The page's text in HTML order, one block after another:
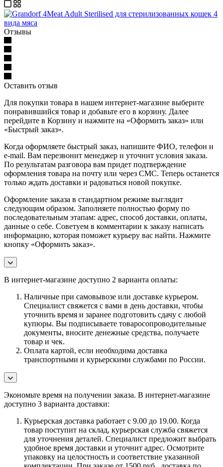
Отзывы
Оставить отзыв
Для покупки товара в нашем интернет-магазине выберите
понравившийся товар и добавьте его в корзину. Далее
перейдите в Корзину и нажмите на «Оформить заказ» или
«Быстрый заказ».
Когда оформляете быстрый заказ, напишите ФИО, телефон и
e-mail. Вам перезвонит менеджер и уточнит условия заказа.
По результатам разговора вам придет подтверждение
оформления товара на почту или через СМС. Теперь останется
только ждать доставки и радоваться новой покупке.
Оформление заказа в стандартном режиме выглядит
следующим образом. Заполняете полностью форму по
последовательным этапам: адрес, способ доставки, оплаты,
данные о себе. Советуем в комментарии к заказу написать
информацию, которая поможет курьеру вас найти. Нажмите
кнопку «Оформить заказ».
В интернет-магазине доступно 2 варианта оплаты:
Наличные при самовывозе или доставке курьером.
Специалист свяжется с вами в день доставки, чтобы
уточнить время и заранее подготовить сдачу с любой
купюры. Вы подписываете товаросопроводительные
документы, вносите денежные средства, получаете
товар и чек.
Оплата картой, если необходима доставка
транспортными и курьерскими службами по России.
Экономьте время на получении заказа. В интернет-магазине
доступно 3 варианта доставки:
Курьерская доставка работает с 9.00 до 19.00. Когда
товар поступит на склад, курьерская служба свяжется
для уточнения деталей. Специалист предложит выбрать
удобное время доставки и уточнит адрес. Осмотрите
упаковку на целостность и соответствие указанной